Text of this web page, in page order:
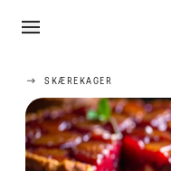
SKÆREKAGER